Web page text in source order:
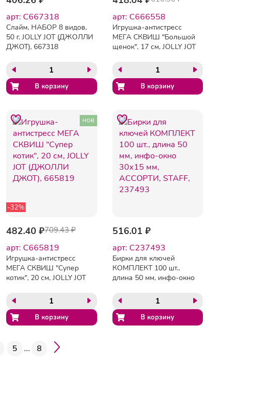
арт: C667318
Слайм, НАБОР 8 видов,
50 г, JOLLY JOT (ДЖОЛЛИ
ДЖОТ), 667318
арт: C666558
Игрушка-антистресс
МЕГА СКВИШ "Большой
щенок", 17 см, JOLLY JOT
666558
-32%
нов
482.40 ₽709.43 ₽
арт: C665819
Игрушка-антистресс
МЕГА СКВИШ "Супер
котик", 20 см, JOLLY JOT
665819
516.01 ₽
арт: C237493
Бирки для ключей
КОМПЛЕКТ 100 шт.,
длина 50 мм, инфо-окно
STAFF, 237493
5 ... 8